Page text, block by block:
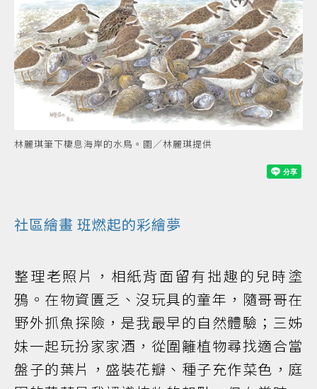
林麗琪筆下棲息海岸的水鳥。圖／林麗琪提供
社區繪畫 班燃起的彩繪夢
整理老照片，相紙背面留有拙趣的兒時塗
鴉。在物資匱乏、沒玩具的童年，隨哥哥在
野外抓魚探險，是我最早的自然體驗；三姊
妹一起玩扮家家酒，從圍籬植物尋找適合當
盤子的葉片，盛裝花瓣、種子充作菜色，庭